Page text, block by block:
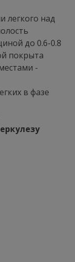
легкого над
до 0.6-0.8
покрыта
-
в фазе